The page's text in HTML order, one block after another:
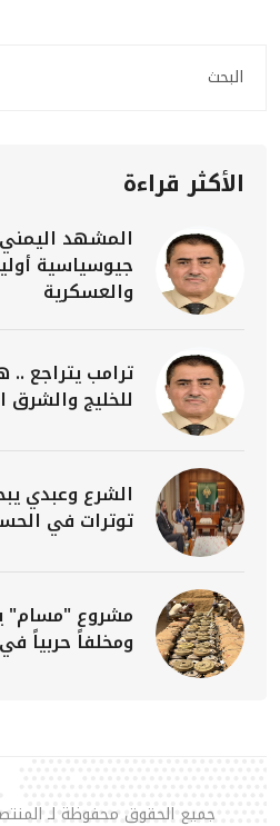
الأكثر قراءة
المشهد
جيوسياسية
والعسكرية
ترامب يتراجع
للخليج والشرق
الشرع وعبدي
توترات في
ومخلفاً حربياً
جميع الحقوق محفوظة لـ المنتصف نت